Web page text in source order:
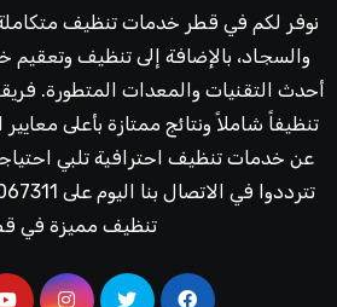
نوفر لكم في قطر خدمات تنظيف متكاملة
والسجاد، بالإضافة إلى تنظيف وتعقيم
أحدث التقنيات والمعدات المتطورة.
تنظيفاً شاملاً ونتائج ممتازة بأعلى
عن خدمات تنظيف احترافية تلبي
تنظيف مميزة في